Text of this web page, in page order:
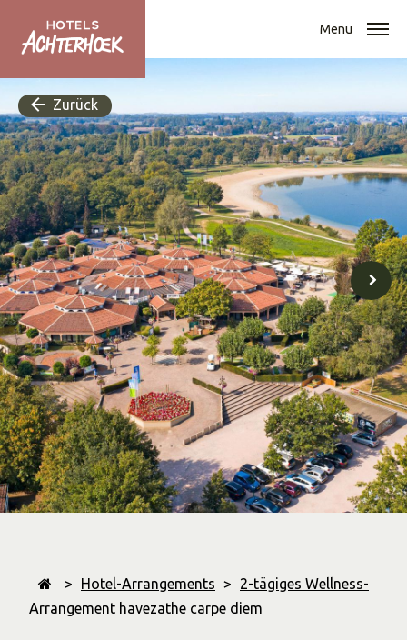
Menu
Zurück
> Hotel-Arrangements >
2-tägiges Wellness-
Arrangement havezathe carpe diem